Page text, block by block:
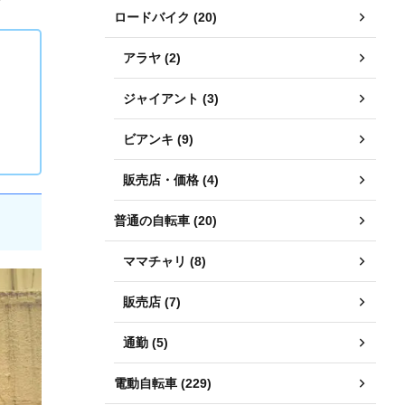
ロードバイク (20)
アラヤ (2)
ジャイアント (3)
ビアンキ (9)
販売店・価格 (4)
普通の自転車 (20)
ママチャリ (8)
販売店 (7)
通勤 (5)
電動自転車 (229)